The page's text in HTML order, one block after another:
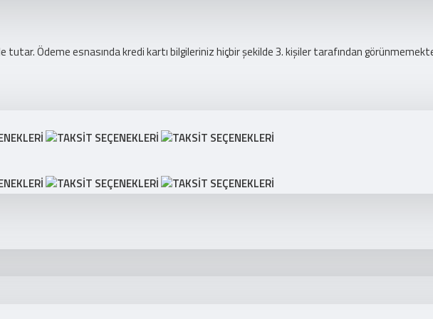
tutar. Ödeme esnasında kredi kartı bilgileriniz hiçbir şekilde 3. kişiler tarafından